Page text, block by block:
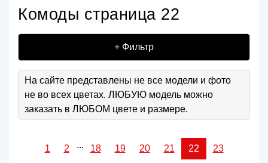
Комоды страница 22
+ Фильтр
На сайте представлены не все модели и фото
не во всех цветах. ЛЮБУЮ модель можно
заказать в ЛЮБОМ цвете и размере.
1 2 ... 18 19 20 21 22 23